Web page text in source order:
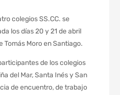
colegios SS.CC. se
los días 20 y 21 de abril
Tomás Moro en Santiago.
de los colegios
del Mar, Santa Inés y San
de encuentro, de trabajo